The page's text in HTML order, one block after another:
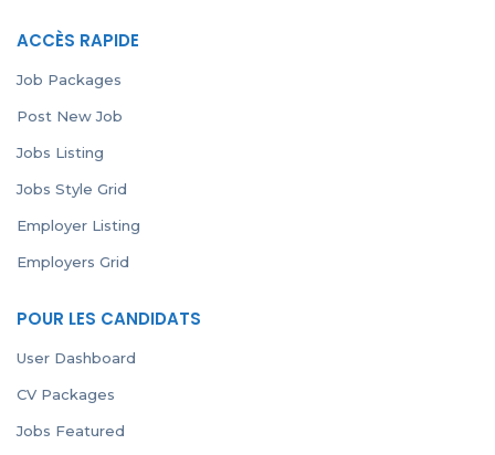
ACCÈS RAPIDE
Job Packages
Post New Job
Jobs Listing
Jobs Style Grid
Employer Listing
Employers Grid
POUR LES CANDIDATS
User Dashboard
CV Packages
Jobs Featured